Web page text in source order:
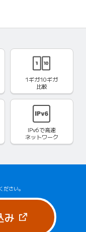
1ギガ10ギガ
比較
IPv6で高速
ネットワーク
ださい。
み（新しいタブ